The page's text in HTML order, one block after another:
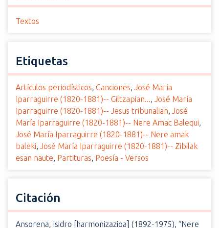
Textos
Etiquetas
Artículos periodísticos, Canciones, José María
Iparraguirre (1820-1881)-- Giltzapian..., José María
Iparraguirre (1820-1881)-- Jesus tribunalian, José
María Iparraguirre (1820-1881)-- Nere Amac Balequi,
José María Iparraguirre (1820-1881)-- Nere amak
baleki, José María Iparraguirre (1820-1881)-- Zibilak
esan naute, Partituras, Poesía - Versos
Citación
Ansorena, Isidro [harmonizazioa] (1892-1975), “Nere